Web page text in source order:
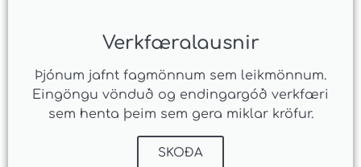
Verkfæralausnir
Þjónum jafnt fagmönnum sem leikmönnum.
Eingöngu vönduð og endingargóð verkfæri
sem henta þeim sem gera miklar kröfur.
SKOÐA